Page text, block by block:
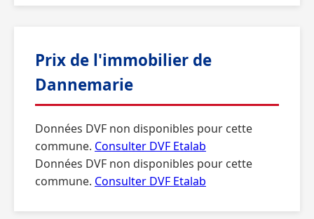
Prix de l'immobilier de
Dannemarie
Données DVF non disponibles pour cette
commune. Consulter DVF Etalab
Données DVF non disponibles pour cette
commune. Consulter DVF Etalab